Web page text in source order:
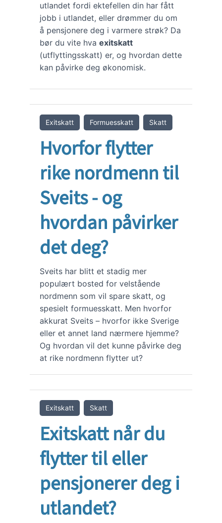
utlandet fordi ektefellen din har fått
jobb i utlandet, eller drømmer du om
å pensjonere deg i varmere strøk? Da
bør du vite hva exitskatt
(utflyttingsskatt) er, og hvordan dette
kan påvirke deg økonomisk.
Exitskatt Formuesskatt Skatt
Hvorfor flytter
rike nordmenn til
Sveits - og
hvordan påvirker
det deg?
Sveits har blitt et stadig mer
populært bosted for velstående
nordmenn som vil spare skatt, og
spesielt formuesskatt. Men hvorfor
akkurat Sveits – hvorfor ikke Sverige
eller et annet land nærmere hjemme?
Og hvordan vil det kunne påvirke deg
at rike nordmenn flytter ut?
Exitskatt Skatt
Exitskatt når du
flytter til eller
pensjonerer deg i
utlandet?